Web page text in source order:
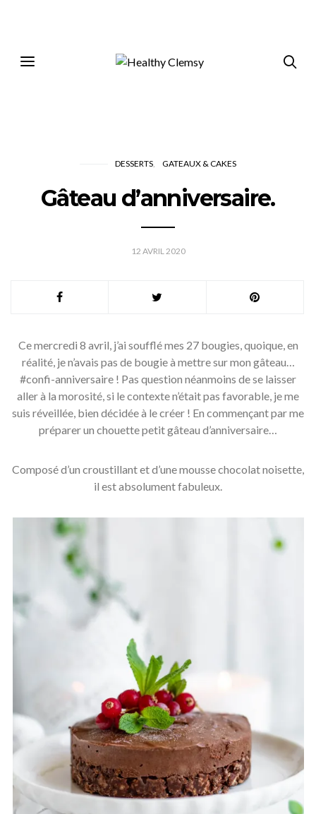
DESSERTS GATEAUX & CAKES
Gâteau d’anniversaire.
12 AVRIL 2020
Ce mercredi 8 avril, j’ai soufflé mes 27 bougies, quoique, en
réalité, je n’avais pas de bougie à mettre sur mon gâteau…
#confi-anniversaire ! Pas question néanmoins de se laisser
aller à la morosité, si le contexte n’était pas favorable, je me
suis réveillée, bien décidée à le créer ! En commençant par me
préparer un chouette petit gâteau d’anniversaire…
Composé d’un croustillant et d’une mousse chocolat noisette,
il est absolument fabuleux.